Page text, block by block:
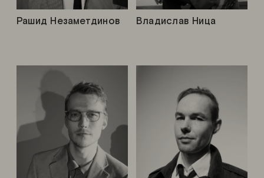
Рашид Незаметдинов Владислав Ница